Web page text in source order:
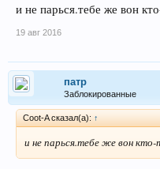
и не парься.тебе же вон
19 авг 2016
патр
Заблокированные
Coot-A сказал(а): ↑
и не парься.тебе же вон кто-